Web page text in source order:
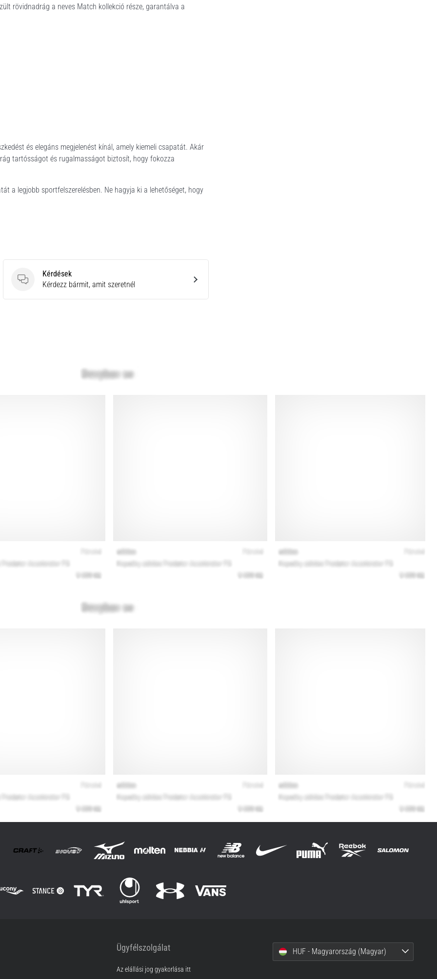
rövidnadrág a neves Match kollekció része, garantálva a
és elegáns megjelenést kínál, amely kiemeli csapatát. Akár
tartósságot és rugalmasságot biztosít, hogy fokozza
a legjobb sportfelszerelésben. Ne hagyja ki a lehetőséget, hogy
Kérdések
Kérdések
Kérdezz bármit, amit szeretnél
Ügyfélszolgálat
Az elállási jog gyakorlása itt
HUF - Magyarország (Magyar)